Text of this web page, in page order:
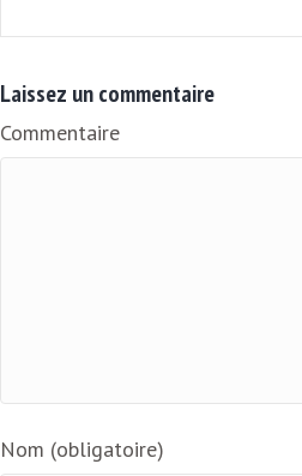
Laissez un commentaire
Commentaire
Nom (obligatoire)